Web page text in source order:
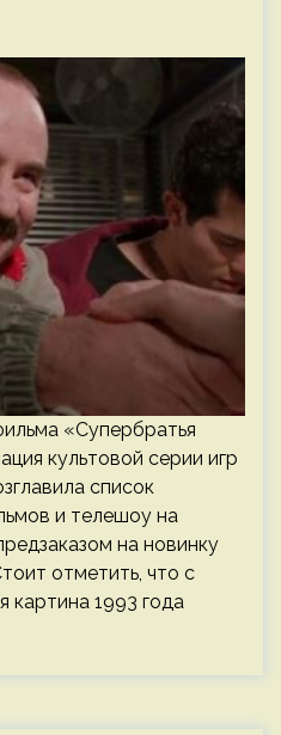
«Супербратья
культовой серии игр
список
и телешоу на
на новинку
отметить, что с
картина 1993 года